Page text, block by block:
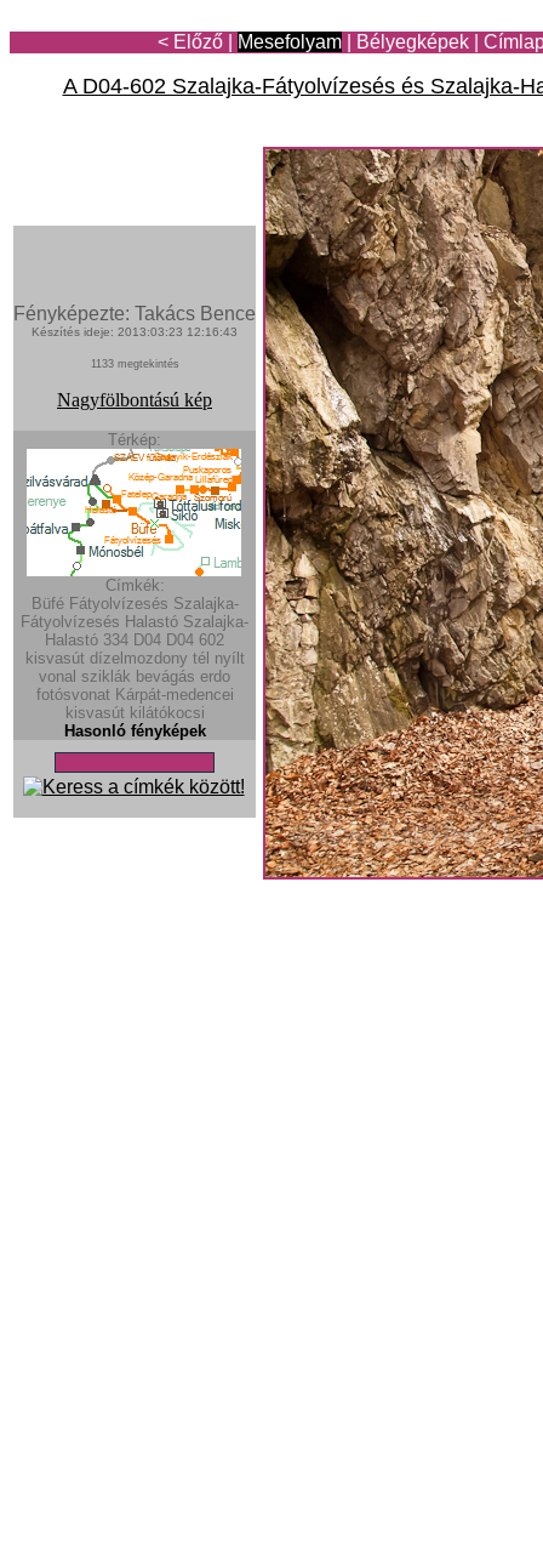
< Előző Mesefolyam Bélyegképek
A D04-602 Szalajka-Fátyolvízesés és Szalajka-
Fényképezte: Takács Bence
Készítés ideje: 2013:03:23 12:16:43
1133 megtekintés
Nagyfölbontású kép
Térkép:
Címkék:
Büfé Fátyolvízesés Szalajka-
Fátyolvízesés Halastó Szalajka-
Halastó 334 D04 D04 602
kisvasút dízelmozdony tél nyílt
vonal sziklák bevágás erdo
fotósvonat Kárpát-medencei
kisvasút kilátókocsi
Hasonló fényképek